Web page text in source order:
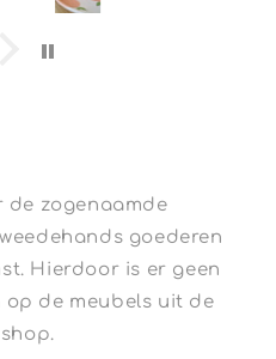
de zogenaamde
goederen
Hierdoor is er geen
op de meubels uit de